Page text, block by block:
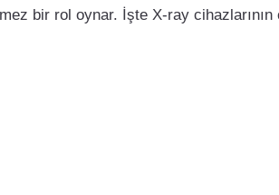
bir rol oynar. İşte X-ray